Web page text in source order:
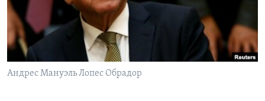
Learning English
СОЦИАЛЬНЫЕ СЕТИ
Андрес Мануэль Лопес Обрадор